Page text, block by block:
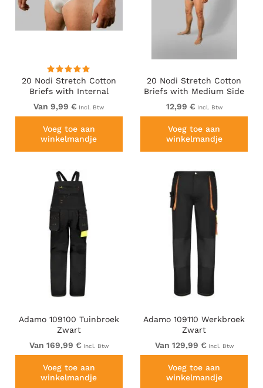
20 Nodi Stretch Cotton
Briefs with Internal
Elastic Band and Low
Rise White
Van 9,99 € Incl. Btw
Voeg toe aan
winkelmandje
20 Nodi Stretch Cotton
Briefs with Medium Side
Cut Black
12,99 € Incl. Btw
Voeg toe aan
winkelmandje
Adamo 109100 Tuinbroek
Zwart
Van 169,99 € Incl. Btw
Voeg toe aan
winkelmandje
Adamo 109110 Werkbroek
Zwart
Van 129,99 € Incl. Btw
Voeg toe aan
winkelmandje